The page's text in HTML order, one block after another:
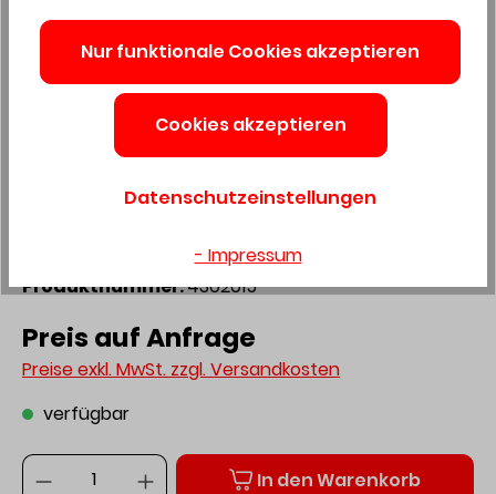
Alu Systemtechnik
Altbauschwelle 60/15 Ev1
Silber Elox. Länge = 3 Mtr.
Produktnummer:4302015
Preis auf Anfrage
Preise exkl. MwSt. zzgl. Versandkosten
verfügbar
Anzahl
In den Warenkorb
Nur funktionale Cookies akzeptieren
Cookies akzeptieren
Datenschutzeinstellungen
- Impressum